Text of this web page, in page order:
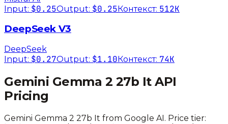
Input: $0.25Output: $0.25Контекст: 512K
DeepSeek V3
DeepSeek
Input: $0.27Output: $1.10 Контекст: 74K
Gemini Gemma 2 27b ItAPI
Pricing
Gemini Gemma 2 27b It from Google AI. Price tier: